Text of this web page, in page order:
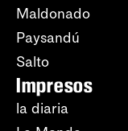
Maldonado
Paysandú
Salto
Impresos
la diaria